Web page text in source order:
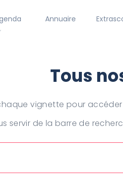
Annuaire
Tous
vignette pour
servir de la barre de